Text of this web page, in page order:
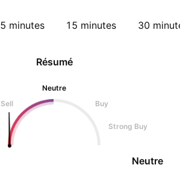
5 minutes 15 minutes 30 minutes
Résumé
Neutre
Sell
Buy
Strong Buy
Neutre